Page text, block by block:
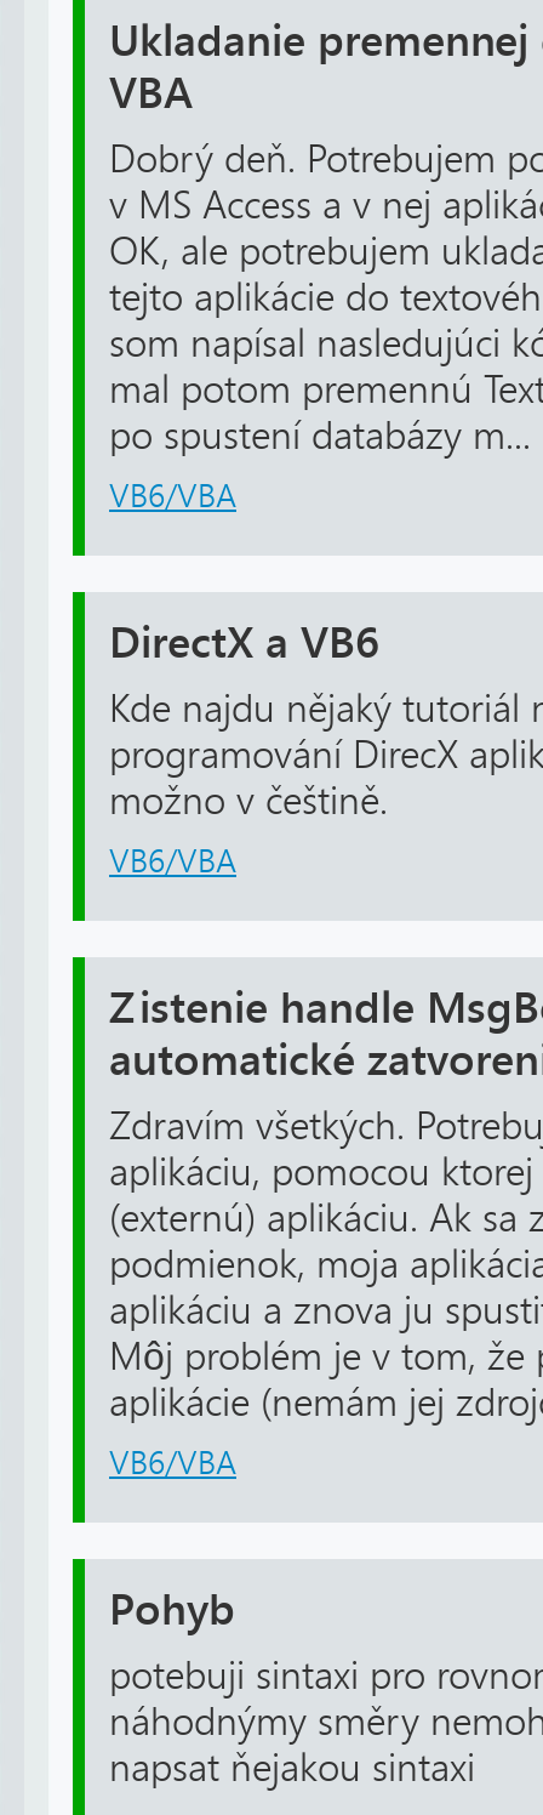
Ukladanie
VBA
Dobrý deň. Potrebujem
v MS Access a v nej
OK, ale potrebujem
tejto aplikácie do
som napísal nasledujúci
mal potom premennú
po spustení databázy m...
VB6/VBA
DirectX a VB6
Kde najdu nějaký tutoriál
programování DirecX
možno v češtině.
VB6/VBA
Zistenie handle
automatické
Zdravím všetkých.
aplikáciu, pomocou
(externú) aplikáciu. Ak sa
podmienok, moja
aplikáciu a znova ju
Môj problém je v tom, že
aplikácie (nemám jej
VB6/VBA
Pohyb
potebuji sintaxi pro
náhodnýmy směry
napsat ňejakou sintaxi